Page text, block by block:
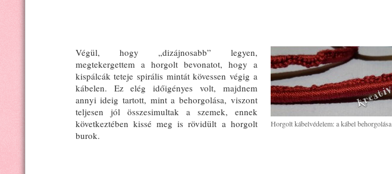
Horgolt kábelvédelem: a kábel behorgolása
Végül, hogy „dizájnosabb” legyen,
megtekergettem a horgolt bevonatot, hogy a
kispálcák teteje spirális mintát kövessen végig a
kábelen. Ez elég időigényes volt, majdnem
annyi ideig tartott, mint a behorgolása, viszont
teljesen jól összesimultak a szemek, ennek
következtében kissé meg is rövidült a horgolt
burok.